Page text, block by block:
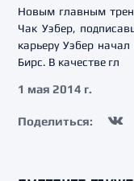
Новым главным
Чак Уэбер,
карьеру Уэбер
Бирс. В качестве гл
1 мая 2014 г.
Поделиться: